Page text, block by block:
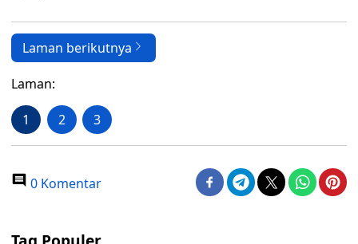
Laman berikutnya
Laman:
1 2 3
0 Komentar